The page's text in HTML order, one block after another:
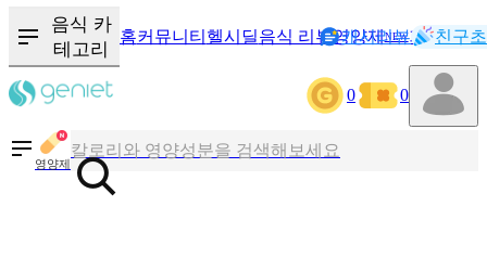
음식 카
테고리
홈커뮤니티 헬시딜음식 리뷰영양제NEW기록
캐시리뷰 친구
0 0
영양제
칼로리와 영양성분을 검색해보세요
혈당 · 다이어트 음식 검색해보세요
음식 · 영양제 리뷰를 찾아보세요